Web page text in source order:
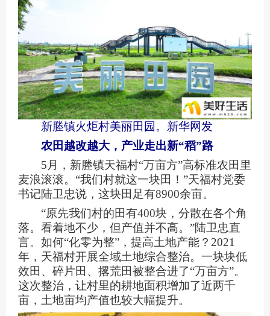
新塍镇火炬村美丽田园。新华网发
农田越改越大，产业走出新“稻”路
5月，新塍镇天福村“万亩方”高标准农田里
麦浪滚滚。“我们村就这一块田！”天福村党委
书记陆卫忠说，这块田足有8900余亩。
“原先我们村的田有400块，分散在各个角
落。看着地不少，但产值并不高。”陆卫忠直
言。如何“化零为整”，提高土地产能？2021
年，天福村开展全域土地综合整治。一块块低
效田、碎片田、撂荒田被整合进了“万亩方”。
这次整治，让村里的耕地面积增加了近两千
亩，土地亩均产值也较大幅提升。